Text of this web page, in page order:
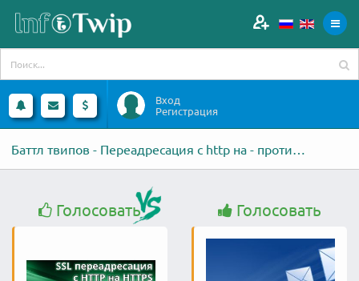
Вход
Регистрация
Баттл твипов - Переадресация с http на - против - Вручную разошлю письма
Голосовать Голосовать